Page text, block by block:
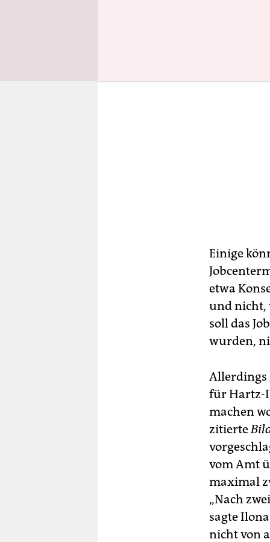
Einige
etwa
und nicht,
soll das
wurden,
Allerdings
für Hartz-
machen
zitierte
vom Amt
maximal
„Nach
sagte
nicht von